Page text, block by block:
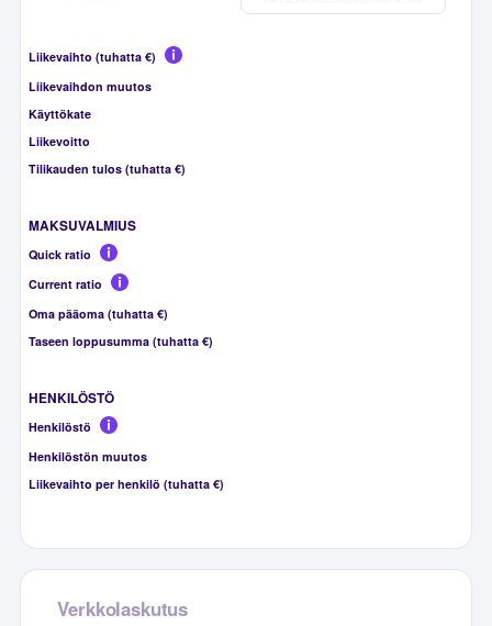
Liikevaihto (tuhatta €)
Liikevaihdon muutos
Käyttökate
Liikevoitto
Tilikauden tulos (tuhatta €)
MAKSUVALMIUS
Quick ratio
Current ratio
Oma pääoma (tuhatta €)
Taseen loppusumma (tuhatta €)
HENKILÖSTÖ
Henkilöstö
Henkilöstön muutos
Liikevaihto per henkilö (tuhatta €)
Verkkolaskutus